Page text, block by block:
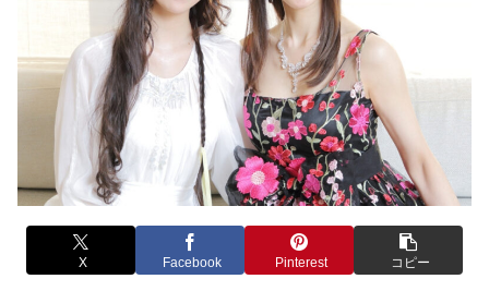
X Facebook Pinterest コピー